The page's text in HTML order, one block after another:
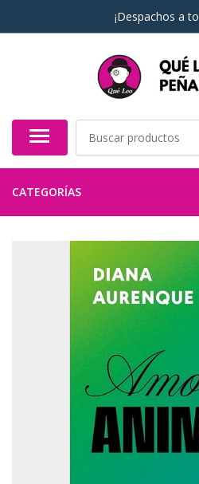
¡Despachos a
CATEGORÍAS